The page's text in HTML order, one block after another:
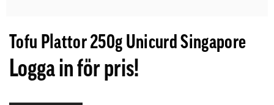
Tofu Plattor 250g Unicurd Singapore
Logga in för pris!